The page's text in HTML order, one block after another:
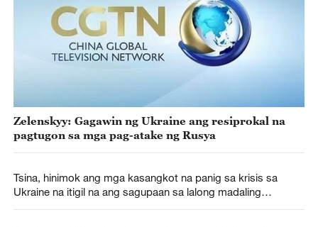
Zelenskyy: Gagawin ng Ukraine ang resiprokal na
pagtugon sa mga pag-atake ng Rusya
Tsina, hinimok ang mga kasangkot na panig sa krisis sa
Ukraine na itigil na ang sagupaan sa lalong madaling